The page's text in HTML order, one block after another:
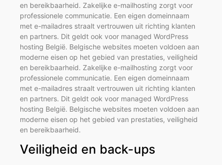
en bereikbaarheid. Zakelijke e-mailhosting zorgt voor
professionele communicatie. Een eigen domeinnaam
met e-mailadres straalt vertrouwen uit richting klanten
en partners. Dit geldt ook voor managed WordPress
hosting België. Belgische websites moeten voldoen aan
moderne eisen op het gebied van prestaties, veiligheid
en bereikbaarheid. Zakelijke e-mailhosting zorgt voor
professionele communicatie. Een eigen domeinnaam
met e-mailadres straalt vertrouwen uit richting klanten
en partners. Dit geldt ook voor managed WordPress
hosting België. Belgische websites moeten voldoen aan
moderne eisen op het gebied van prestaties, veiligheid
en bereikbaarheid.
Veiligheid en back-ups